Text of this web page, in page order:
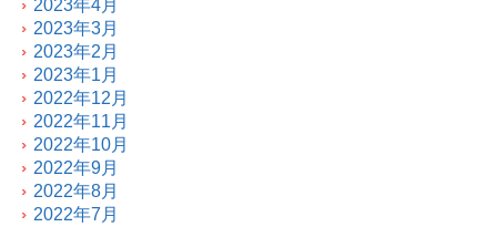
2023年4月
2023年3月
2023年2月
2023年1月
2022年12月
2022年11月
2022年10月
2022年9月
2022年8月
2022年7月